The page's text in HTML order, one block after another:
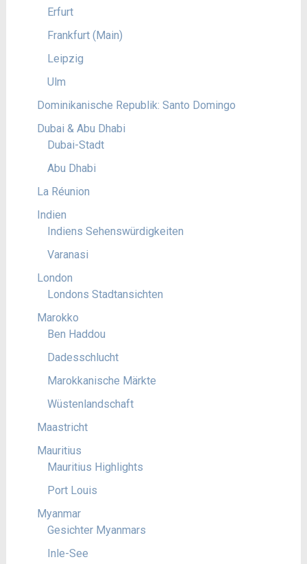
Erfurt
Frankfurt (Main)
Leipzig
Ulm
Dominikanische Republik: Santo Domingo
Dubai & Abu Dhabi
Dubai-Stadt
Abu Dhabi
La Réunion
Indien
Indiens Sehenswürdigkeiten
Varanasi
London
Londons Stadtansichten
Marokko
Ben Haddou
Dadesschlucht
Marokkanische Märkte
Wüstenlandschaft
Maastricht
Mauritius
Mauritius Highlights
Port Louis
Myanmar
Gesichter Myanmars
Inle-See